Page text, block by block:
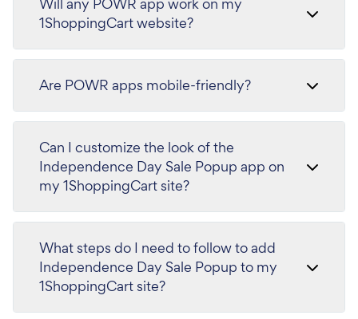
1ShoppingCart website?
Are POWR apps mobile-friendly?
Can I customize the look of the
Independence Day Sale Popup app on
my 1ShoppingCart site?
What steps do I need to follow to add
Independence Day Sale Popup to my
1ShoppingCart site?